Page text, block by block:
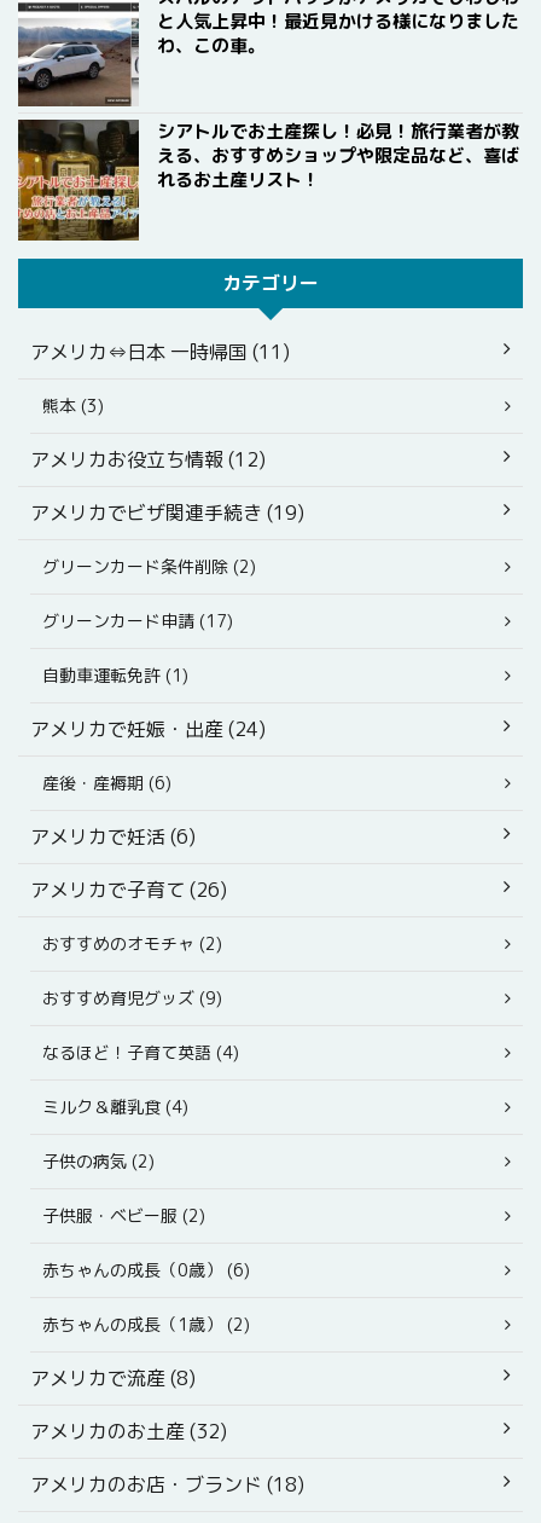
と人気上昇中！最近見かける様になりました
わ、この車。
シアトルでお土産探し！必見！旅行業者が教
える、おすすめショップや限定品など、喜ば
れるお土産リスト！
カテゴリー
アメリカ⇔日本 一時帰国 (11)
熊本 (3)
アメリカお役立ち情報 (12)
アメリカでビザ関連手続き (19)
グリーンカード条件削除 (2)
グリーンカード申請 (17)
自動車運転免許 (1)
アメリカで妊娠・出産 (24)
産後・産褥期 (6)
アメリカで妊活 (6)
アメリカで子育て (26)
おすすめのオモチャ (2)
おすすめ育児グッズ (9)
なるほど！子育て英語 (4)
ミルク＆離乳食 (4)
子供の病気 (2)
子供服・ベビー服 (2)
赤ちゃんの成長（0歳） (6)
赤ちゃんの成長（1歳） (2)
アメリカで流産 (8)
アメリカのお土産 (32)
アメリカのお店・ブランド (18)